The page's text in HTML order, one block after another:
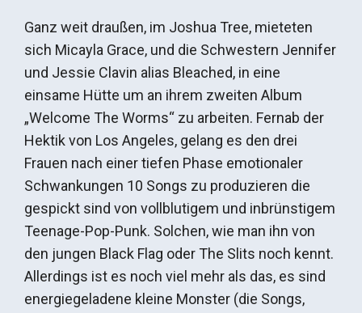
Ganz weit draußen, im Joshua Tree, mieteten
sich Micayla Grace, und die Schwestern Jennifer
und Jessie Clavin alias Bleached, in eine
einsame Hütte um an ihrem zweiten Album
„Welcome The Worms“ zu arbeiten. Fernab der
Hektik von Los Angeles, gelang es den drei
Frauen nach einer tiefen Phase emotionaler
Schwankungen 10 Songs zu produzieren die
gespickt sind von vollblutigem und inbrünstigem
Teenage-Pop-Punk. Solchen, wie man ihn von
den jungen Black Flag oder The Slits noch kennt.
Allerdings ist es noch viel mehr als das, es sind
energiegeladene kleine Monster (die Songs,